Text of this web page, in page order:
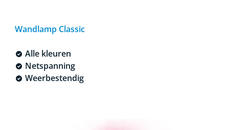
Wandlamp Classic
Alle kleuren
Netspanning
Weerbestendig